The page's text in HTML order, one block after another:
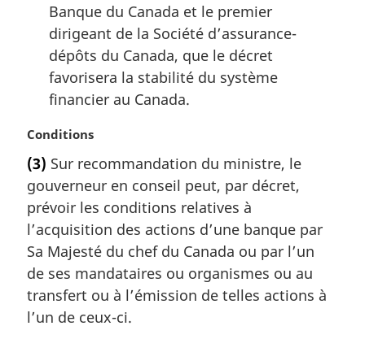
Banque du Canada et le premier
dirigeant de la Société d’assurance-
dépôts du Canada, que le décret
favorisera la stabilité du système
financier au Canada.
N
t
e
m
a
g
i
n
a
Conditions
(3) Sur recommandation du ministre, le
gouverneur en conseil peut, par décret,
prévoir les conditions relatives à
l’acquisition des actions d’une banque par
Sa Majesté du chef du Canada ou par l’un
de ses mandataires ou organismes ou au
transfert ou à l’émission de telles actions à
l’un de ceux-ci.